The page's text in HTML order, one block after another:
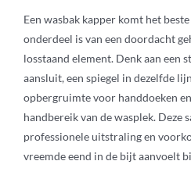
Een wasbak kapper komt het
onderdeel is van een doordacht
losstaand element. Denk aan een
aansluit, een spiegel in dezelfde
opbergruimte voor handdoeken
handbereik van de wasplek. Deze
professionele uitstraling en
vreemde eend in de bijt aanvoelt